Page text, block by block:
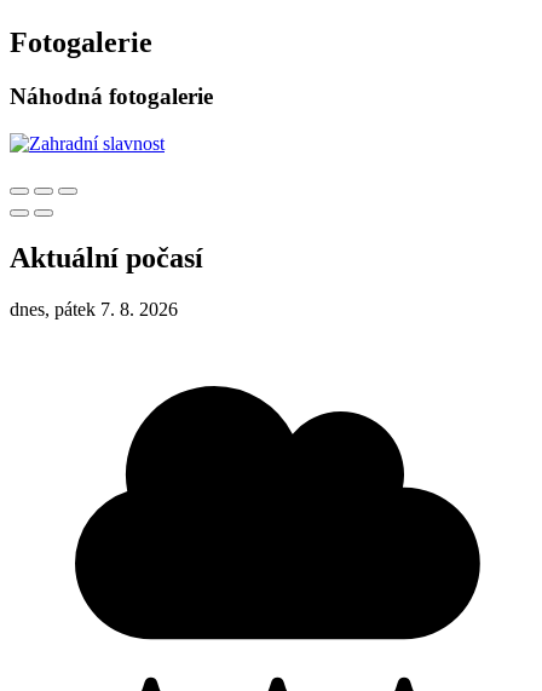
Fotogalerie
Náhodná fotogalerie
Aktuální počasí
dnes, pátek 7. 8. 2026